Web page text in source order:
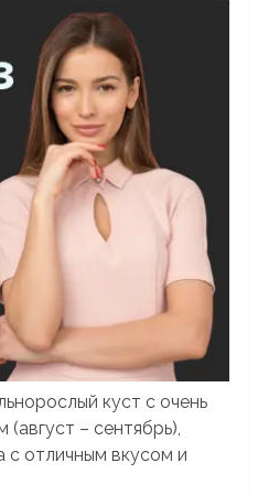
куст с очень
– сентябрь),
с отличным вкусом и